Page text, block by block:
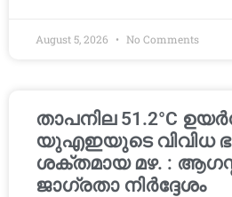
August 5, 2026 No Comments
താപനില 51.2°C
യുഎഇയുടെ വിവിധ
ശക്തമായ മഴ. :
ജാഗ്രതാ നിർദ്ദേശം